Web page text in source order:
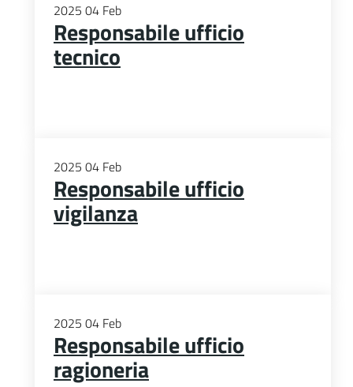
2025 04 Feb
Responsabile ufficio
tecnico
2025 04 Feb
Responsabile ufficio
vigilanza
2025 04 Feb
Responsabile ufficio
ragioneria